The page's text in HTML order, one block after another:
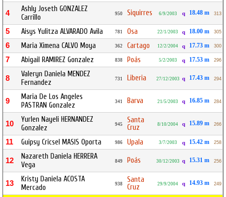
4
Ashly Joseth GONZALEZ
Carrillo
950 Siquirres 6/9/2003 q 18.48 m 313
5 Aisys Yulitza ALVARADO Avila 781 Osa 22/1/2003 q 18.00 m 305
6 Maria Ximena CALVO Moya 362 Cartago 12/2/2004 q 17.73 m 300
7 Abigail RAMIREZ Gonzalez 838 Poás 5/2/2003 q 17.53 m 296
8
Valeryn Daniela MENDEZ
Fernandez
731 Liberia 27/12/2003 q 17.43 m 294
9
Maria De Los Angeles
PASTRAN Gonzalez
341 Barva 21/5/2003 q 16.85 m 284
10
Yurlen Nayeli HERNANDEZ
Gonzalez
945
Santa
Cruz
8/10/2004 q 15.89 m 266
11 Guipsy Cricsel MASIS Oporta 986 Upala 3/7/2003 q 15.42 m 258
12
Nazareth Daniela HERRERA
Vega
849 Poás 30/12/2003 q 15.31 m 256
13
Kristy Daniela ACOSTA
Mercado
938
Santa
Cruz
29/9/2004 q 14.93 m 249